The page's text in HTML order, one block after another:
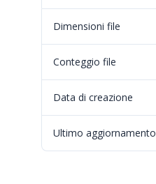
Dimensioni file
Conteggio file
Data di creazione
Ultimo aggiornamento